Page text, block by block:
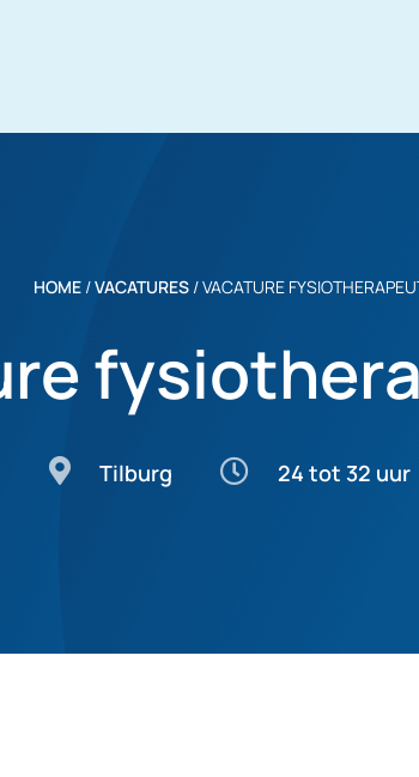
HOME /VACATURES /VACATURE
Tilburg 24 tot 32 uur